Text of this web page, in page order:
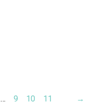
… 9 10 11 →